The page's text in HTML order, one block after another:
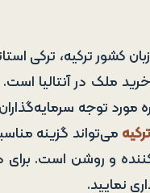
کشور ترکیه، ترکی
ملک در آنتالیا
توجه
می‌تواند گزینه
و روشن است.